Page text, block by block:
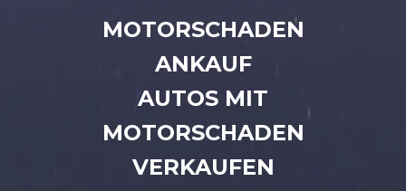
MOTORSCHADEN
ANKAUF
AUTOS MIT
MOTORSCHADEN
VERKAUFEN